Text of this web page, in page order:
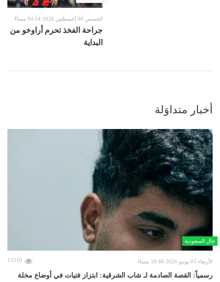
الخميس 06 أغسطس 2026 04:54 مساءً
جراحة الفخذ تحرم أراوخو من
البداية
أخبار متداوَلة
حال السعودية
الأربعاء 03 يونيو 2026 10:46 مساءً 13310
رسمياً: القصة الصادمة لـ شاب الشرقية: ابتزاز فتيات في أوضاع مخلة